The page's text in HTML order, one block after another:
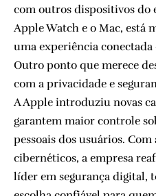
com outros dispositivos do
Apple Watch e o Mac, está
uma experiência conectada
Outro ponto que merece
com a privacidade e
A Apple introduziu novas
garantem maior controle
pessoais dos usuários.
cibernéticos, a empresa
líder em segurança digital,